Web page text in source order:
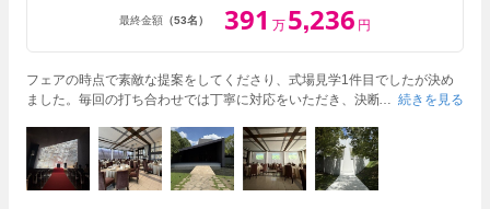
最終金額 （53名） 391 万 5,236 円
フェアの時点で素敵な提案をしてくださり、式場見学1件目でしたが決め
ました。毎回の打ち合わせでは丁寧に対応をいただき、決断しきれない私
る」「やっぱりする」と言ったり、メールで何回も問い合わせをしてお
り、ご迷惑をかけっぱなしでしたが、嫌な顔することなく親身に相談に乗
ってくださり、式準備でいっぱいいっぱいの気持ちが明るくなり、すごく
続きを見る